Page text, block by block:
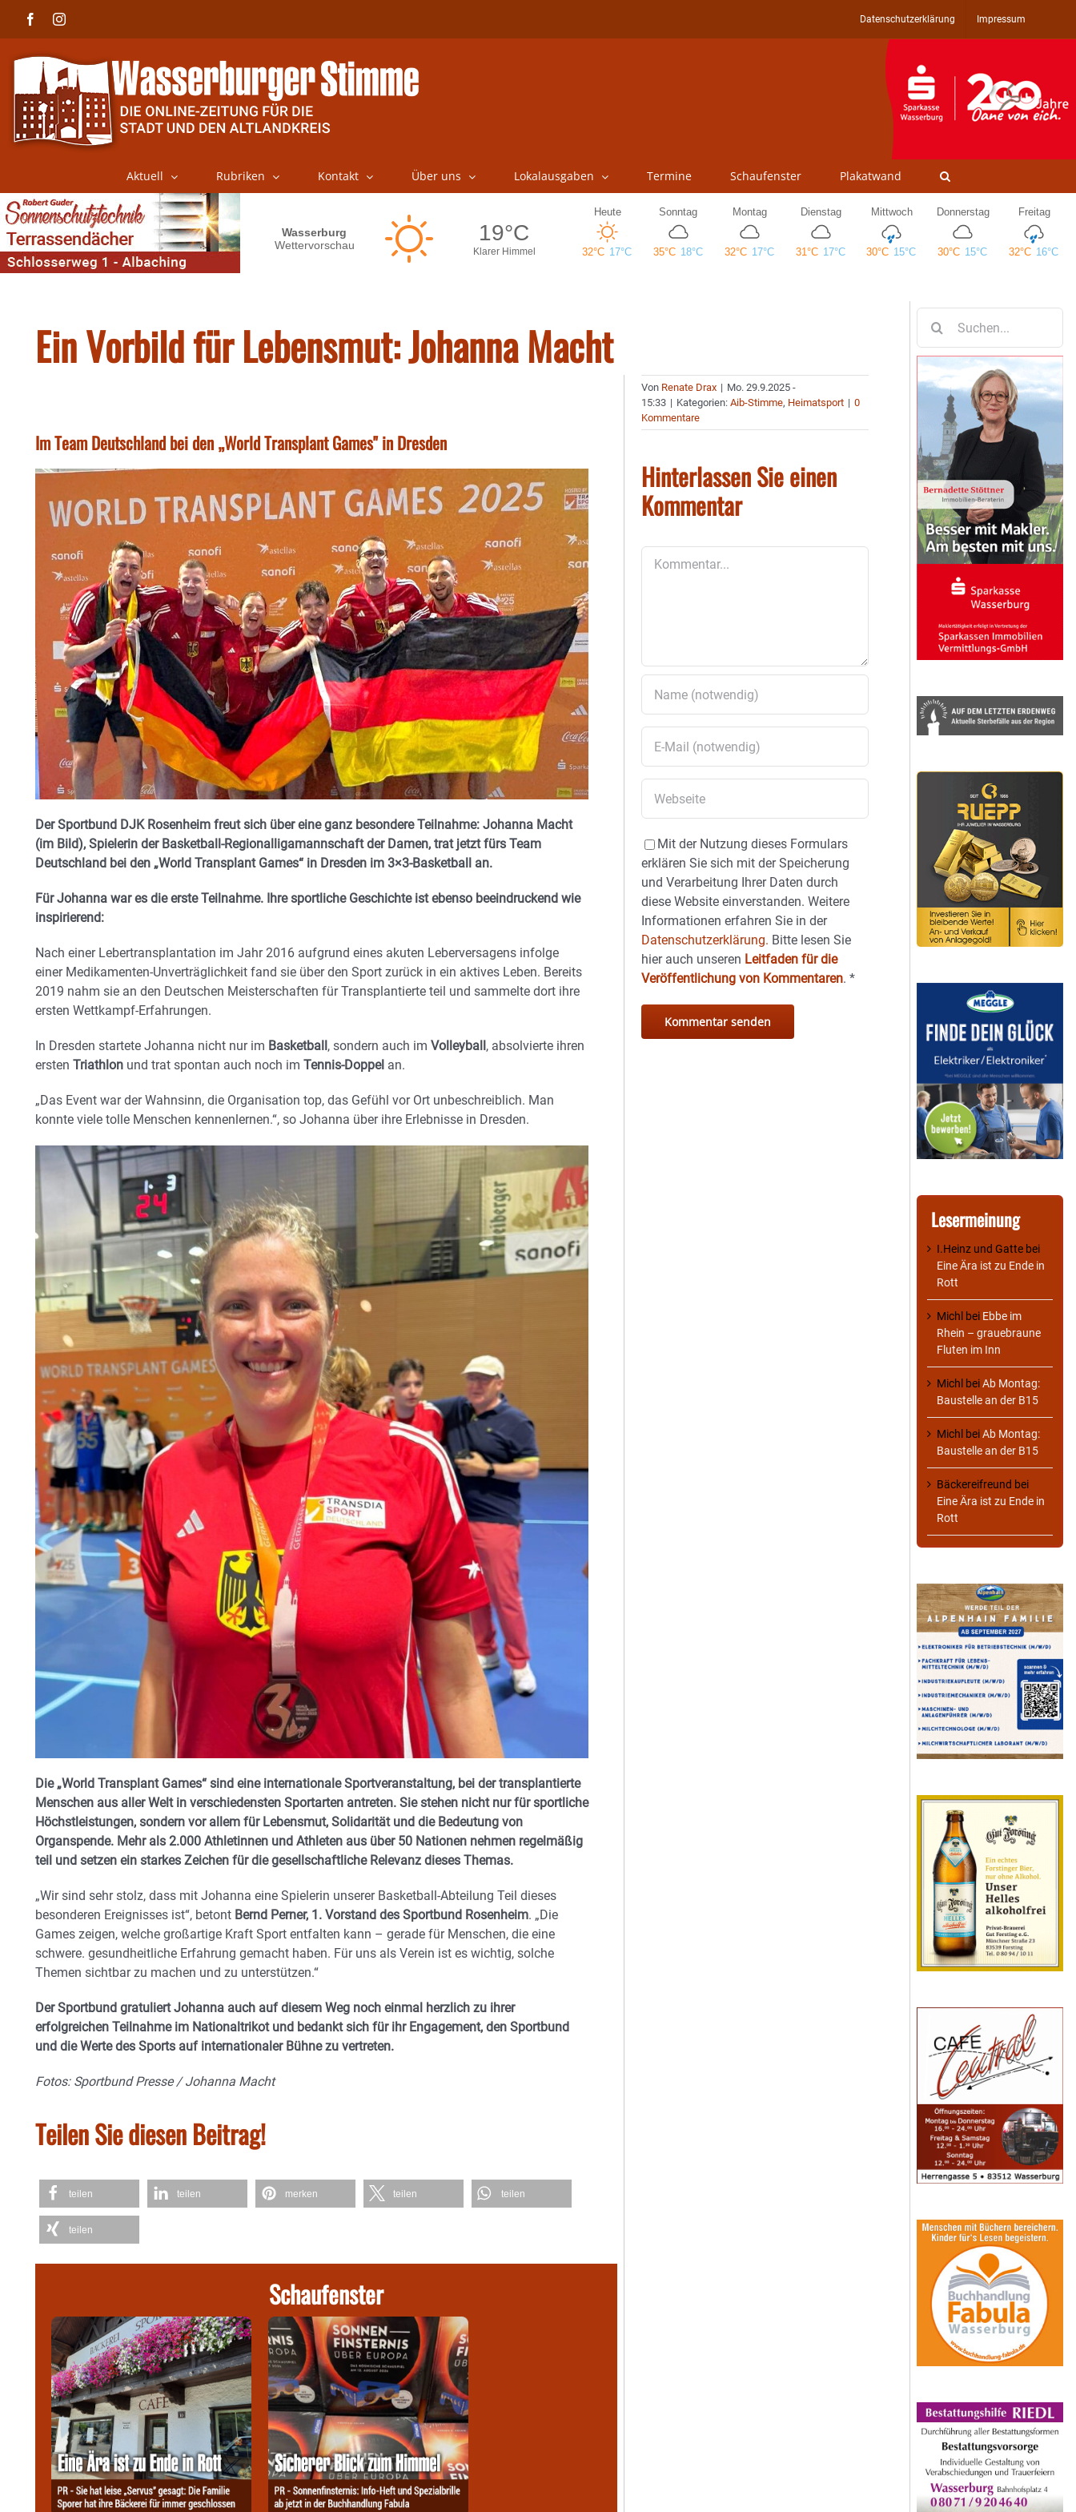
FacebookInstagram Datenschutzerklärung Impressum
Aktuell Rubriken Kontakt Über uns Lokalausgaben Termine Schaufenster Plakatwand
Ein Vorbild für Lebensmut: Johanna Macht
Im Team Deutschland bei den „World Transplant Games" in Dresden
Der Sportbund DJK Rosenheim freut sich über eine ganz besondere Teilnahme: Johanna Macht
(im Bild), Spielerin der Basketball-Regionalligamannschaft der Damen, trat jetzt fürs Team
Deutschland bei den „World Transplant Games“ in Dresden im 3×3-Basketball an.
Für Johanna war es die erste Teilnahme. Ihre sportliche Geschichte ist ebenso beeindruckend wie
inspirierend:
Nach einer Lebertransplantation im Jahr 2016 aufgrund eines akuten Leberversagens infolge
einer Medikamenten-Unverträglichkeit fand sie über den Sport zurück in ein aktives Leben. Bereits
2019 nahm sie an den Deutschen Meisterschaften für Transplantierte teil und sammelte dort ihre
ersten Wettkampf-Erfahrungen.
In Dresden startete Johanna nicht nur im Basketball, sondern auch im Volleyball, absolvierte ihren
ersten Triathlon und trat spontan auch noch im Tennis-Doppel an.
„Das Event war der Wahnsinn, die Organisation top, das Gefühl vor Ort unbeschreiblich. Man
konnte viele tolle Menschen kennenlernen.“, so Johanna über ihre Erlebnisse in Dresden.
Die „World Transplant Games“ sind eine internationale Sportveranstaltung, bei der transplantierte
Menschen aus aller Welt in verschiedensten Sportarten antreten. Sie stehen nicht nur für sportliche
Höchstleistungen, sondern vor allem für Lebensmut, Solidarität und die Bedeutung von
Organspende. Mehr als 2.000 Athletinnen und Athleten aus über 50 Nationen nehmen regelmäßig
teil und setzen ein starkes Zeichen für die gesellschaftliche Relevanz dieses Themas.
„Wir sind sehr stolz, dass mit Johanna eine Spielerin unserer Basketball-Abteilung Teil dieses
besonderen Ereignisses ist“, betont Bernd Perner, 1. Vorstand des Sportbund Rosenheim. „Die
Games zeigen, welche großartige Kraft Sport entfalten kann – gerade für Menschen, die eine
schwere. gesundheitliche Erfahrung gemacht haben. Für uns als Verein ist es wichtig, solche
Themen sichtbar zu machen und zu unterstützen.“
Der Sportbund gratuliert Johanna auch auf diesem Weg noch einmal herzlich zu ihrer
erfolgreichen Teilnahme im Nationaltrikot und bedankt sich für ihr Engagement, den Sportbund
und die Werte des Sports auf internationaler Bühne zu vertreten.
Fotos: Sportbund Presse / Johanna Macht
Teilen Sie diesen Beitrag!
teilen teilen merken teilen teilen
teilen
Schaufenster
Von Renate Drax | Mo. 29.9.2025 -
15:33 | Kategorien:Aib-Stimme, Heimatsport | 0
Kommentare
Hinterlassen Sie einen
Kommentar
Mit der Nutzung dieses Formulars
erklären Sie sich mit der Speicherung
und Verarbeitung Ihrer Daten durch
diese Website einverstanden. Weitere
Informationen erfahren Sie in der
Datenschutzerklärung. Bitte lesen Sie
hier auch unseren Leitfaden für die
Veröffentlichung von Kommentaren.*
nach:
Lesermeinung
I.Heinz und Gatte bei
Eine Ära ist zu Ende in
Rott
Michl bei Ebbe im
Rhein – grauebraune
Fluten im Inn
Michl beiAb Montag:
Baustelle an der B15
Michl beiAb Montag:
Baustelle an der B15
Bäckereifreund bei
Eine Ära ist zu Ende in
Rott